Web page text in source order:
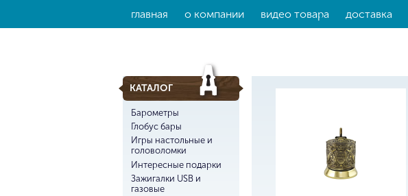
главная о компании видео товара доставка
КАТАЛОГ
Барометры
Глобус бары
Игры настольные и
головоломки
Интересные подарки
Зажигалки USB и
газовые